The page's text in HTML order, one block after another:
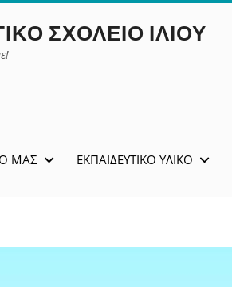
ΣΧΟΛΕΊΟ ΙΛΊΟΥ
ΜΑΣ ΕΚΠΑΙΔΕΥΤΙΚΌ ΥΛΙΚΌ